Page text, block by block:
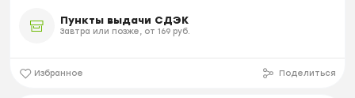
Пункты выдачи СДЭК
Завтра или позже, от 169 руб.
Избранное Поделиться